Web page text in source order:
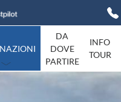
DA
DOVE
PARTIRE
INFO
TOUR